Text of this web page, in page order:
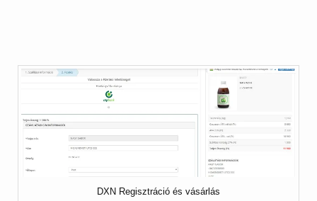
DXN Regisztráció és vásárlás